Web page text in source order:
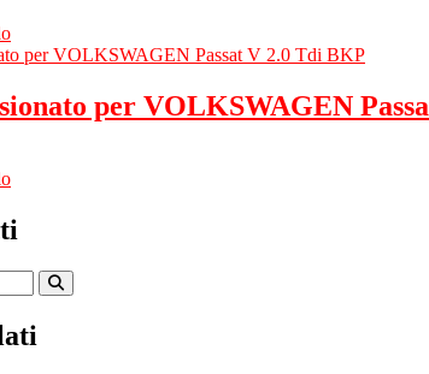
per VOLKSWAGEN